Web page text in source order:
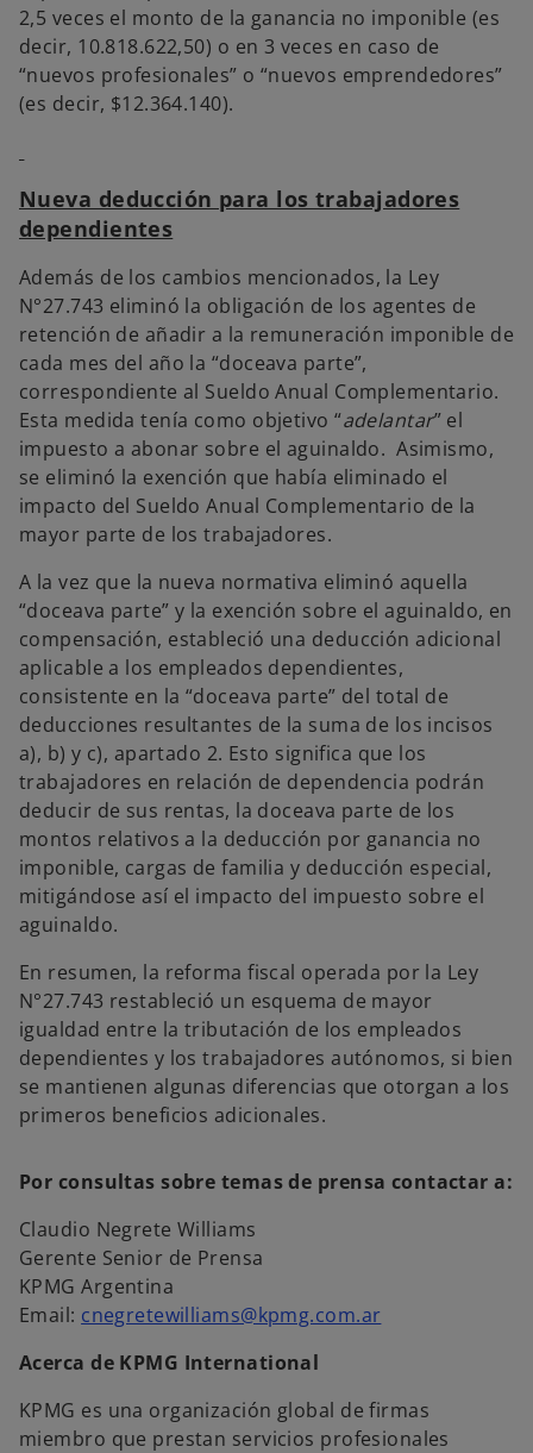
2,5 veces el monto de la ganancia no imponible (es
decir, 10.818.622,50) o en 3 veces en caso de
“nuevos profesionales” o “nuevos emprendedores”
(es decir, $12.364.140).
Nueva deducción para los trabajadores
dependientes
Además de los cambios mencionados, la Ley
N°27.743 eliminó la obligación de los agentes de
retención de añadir a la remuneración imponible de
cada mes del año la “doceava parte”,
correspondiente al Sueldo Anual Complementario.
Esta medida tenía como objetivo “adelantar” el
impuesto a abonar sobre el aguinaldo. Asimismo,
se eliminó la exención que había eliminado el
impacto del Sueldo Anual Complementario de la
mayor parte de los trabajadores.
A la vez que la nueva normativa eliminó aquella
“doceava parte” y la exención sobre el aguinaldo, en
compensación, estableció una deducción adicional
aplicable a los empleados dependientes,
consistente en la “doceava parte” del total de
deducciones resultantes de la suma de los incisos
a), b) y c), apartado 2. Esto significa que los
trabajadores en relación de dependencia podrán
deducir de sus rentas, la doceava parte de los
montos relativos a la deducción por ganancia no
imponible, cargas de familia y deducción especial,
mitigándose así el impacto del impuesto sobre el
aguinaldo.
En resumen, la reforma fiscal operada por la Ley
N°27.743 restableció un esquema de mayor
igualdad entre la tributación de los empleados
dependientes y los trabajadores autónomos, si bien
se mantienen algunas diferencias que otorgan a los
primeros beneficios adicionales.
Por consultas sobre temas de prensa contactar a:
Claudio Negrete Williams
Gerente Senior de Prensa
KPMG Argentina
Email: cnegretewilliams@kpmg.com.ar
Acerca de KPMG International
KPMG es una organización global de firmas
miembro que prestan servicios profesionales